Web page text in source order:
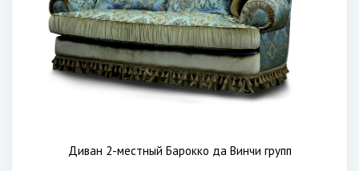
Диван 2-местный Барокко да Винчи групп